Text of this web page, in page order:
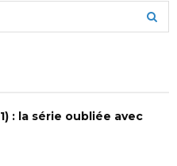
: la série oubliée avec